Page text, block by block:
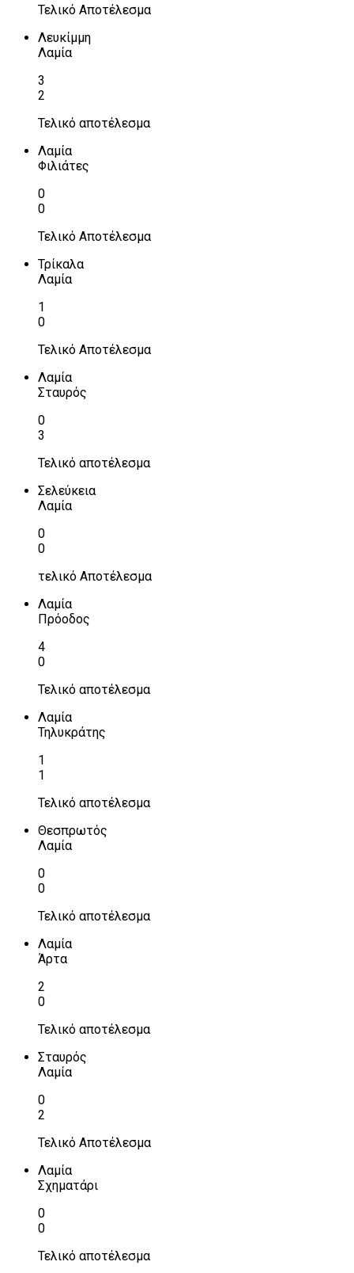
Τελικό Αποτέλεσμα
Λευκίμμη
Λαμία
3
2
Τελικό αποτέλεσμα
Λαμία
Φιλιάτες
0
0
Τελικό Αποτέλεσμα
Τρίκαλα
Λαμία
1
0
Τελικό Αποτέλεσμα
Λαμία
Σταυρός
0
3
Τελικό αποτέλεσμα
Σελεύκεια
Λαμία
0
0
τελικό Αποτέλεσμα
Λαμία
Πρόοδος
4
0
Τελικό αποτέλεσμα
Λαμία
Τηλυκράτης
1
1
Τελικό αποτέλεσμα
Θεσπρωτός
Λαμία
0
0
Τελικό αποτέλεσμα
Λαμία
Άρτα
2
0
Τελικό αποτέλεσμα
Σταυρός
Λαμία
0
2
Τελικό Αποτέλεσμα
Λαμία
Σχηματάρι
0
0
Τελικό αποτέλεσμα